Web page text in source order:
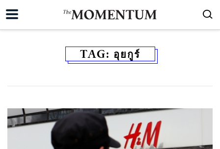
TAG: อุยกูร์